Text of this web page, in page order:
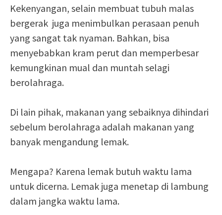
Kekenyangan, selain membuat tubuh malas
bergerak juga menimbulkan perasaan penuh
yang sangat tak nyaman. Bahkan, bisa
menyebabkan kram perut dan memperbesar
kemungkinan mual dan muntah selagi
berolahraga.
Di lain pihak, makanan yang sebaiknya dihindari
sebelum berolahraga adalah makanan yang
banyak mengandung lemak.
Mengapa? Karena lemak butuh waktu lama
untuk dicerna. Lemak juga menetap di lambung
dalam jangka waktu lama.